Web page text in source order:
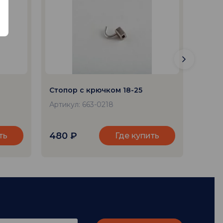
Стопор с крючком 18-25
Артикул: 663-0218
480 ₽ Где купить